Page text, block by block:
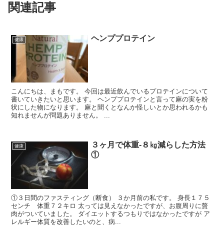
関連記事
健康 ヘンププロテイン
こんにちは、まもです。 今回は最近飲んでいるプロテインについて
書いていきたいと思います。 ヘンププロテインと言って麻の実を粉
状にした物になります。 麻と聞くとなんか怪しいとか思われるかも
知れませんが問題ありません。 ...
健康
３ヶ月で体重-８㎏減らした方法
①
①３日間のファスティング（断食） ３か月前の私です。 身長１７５
センチ 体重７２キロ 太っては見えなかったですが、お腹周りに贅
肉がついていました。 ダイエットするつもりではなかったですが ア
レルギー体質を改善したいのと、病...